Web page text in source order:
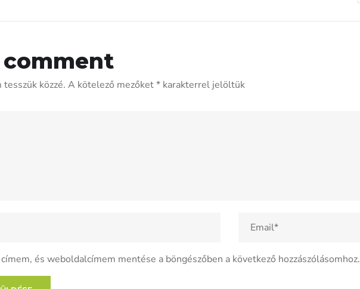
comment
közzé. A kötelező mezőket* karakterrel jelöltük
és weboldalcímem mentése a böngészőben a következő hozzászólásomhoz.